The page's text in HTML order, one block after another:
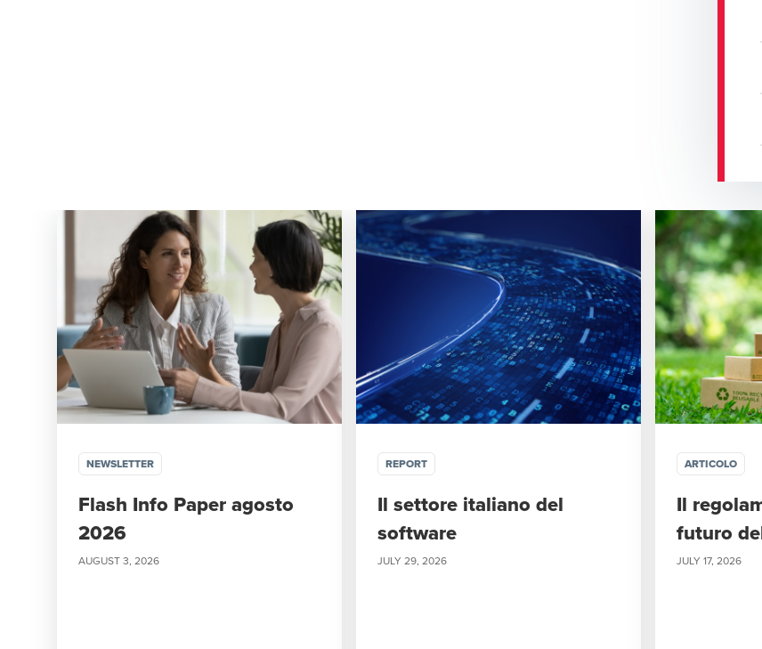
NEWSLETTER
Flash Info Paper agosto
2026
AUGUST 3, 2026
REPORT
Il settore italiano del
software
JULY 29, 2026
ARTICOLO
Il
futuro
JULY 17, 2026